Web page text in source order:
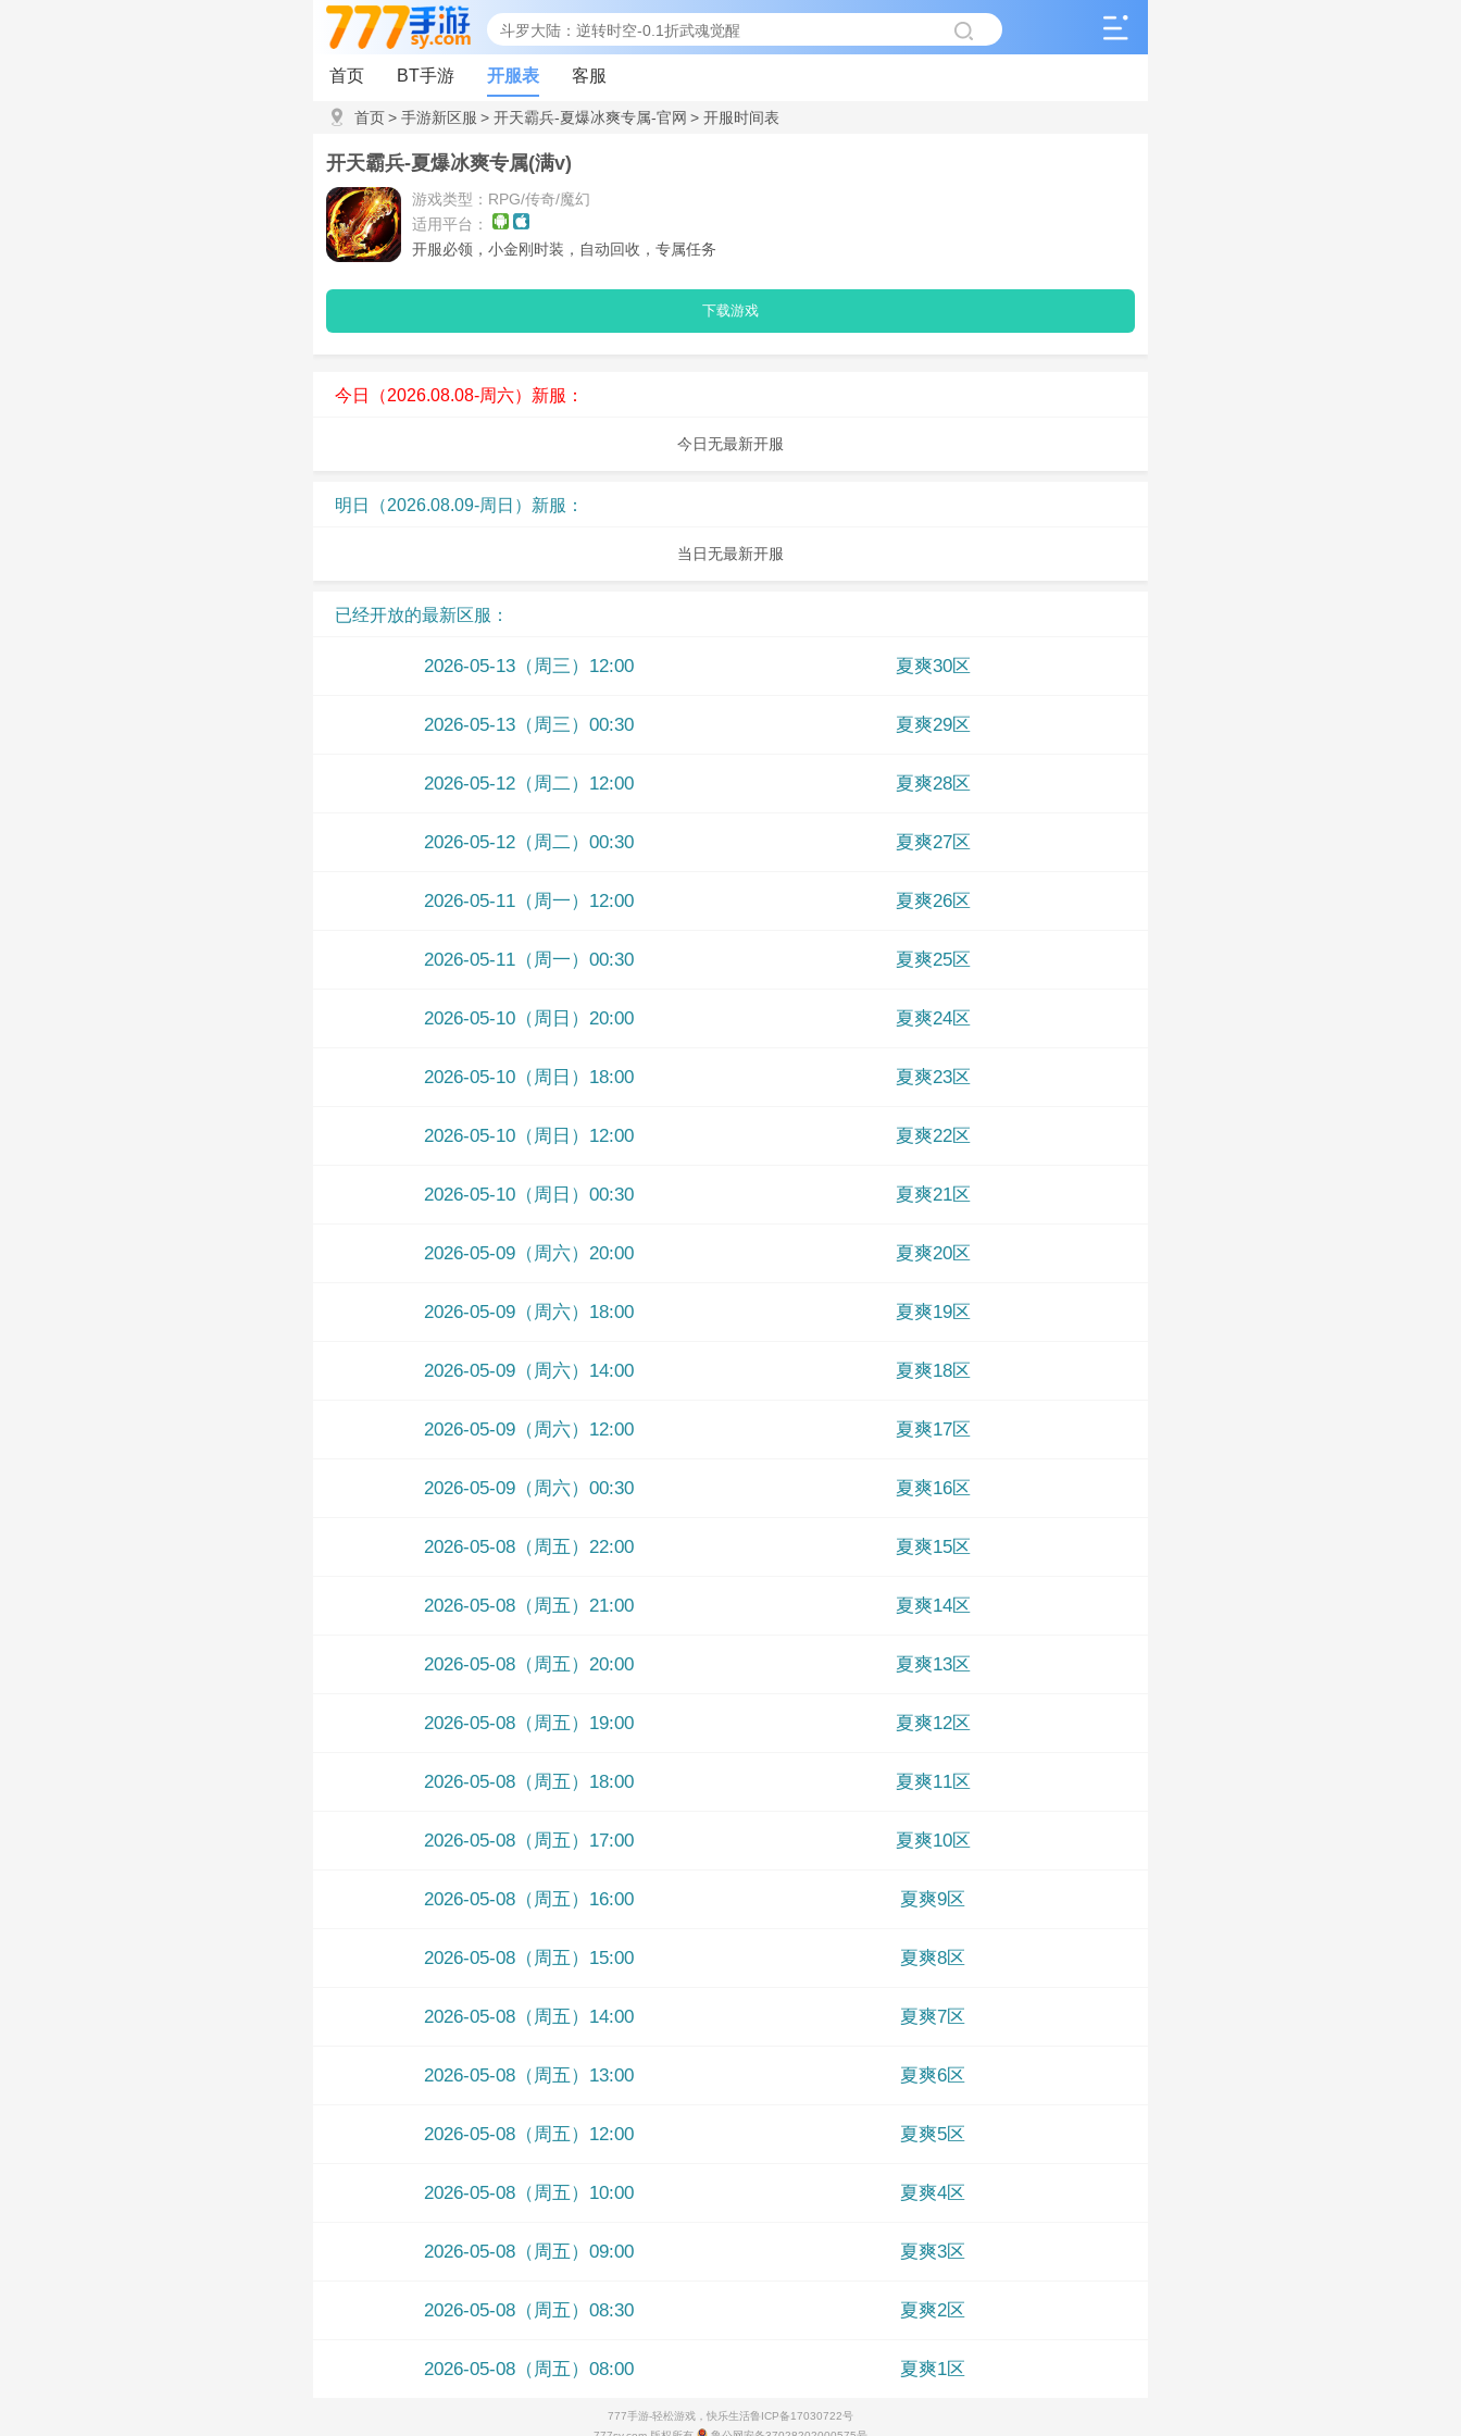
首页 BT手游 开服表 客服
首页> 手游新区服 > 开天霸兵-夏爆冰爽专属-官网 > 开服时间表
开天霸兵-夏爆冰爽专属(满v)
游戏类型：RPG/传奇/魔幻
适用平台：
开服必领，小金刚时装，自动回收，专属任务
下载游戏
今日（2026.08.08-周六）新服：
今日无最新开服
明日（2026.08.09-周日）新服：
当日无最新开服
已经开放的最新区服：
2026-05-13（周三）12:00 夏爽30区
2026-05-13（周三）00:30 夏爽29区
2026-05-12（周二）12:00 夏爽28区
2026-05-12（周二）00:30 夏爽27区
2026-05-11（周一）12:00 夏爽26区
2026-05-11（周一）00:30 夏爽25区
2026-05-10（周日）20:00 夏爽24区
2026-05-10（周日）18:00 夏爽23区
2026-05-10（周日）12:00 夏爽22区
2026-05-10（周日）00:30 夏爽21区
2026-05-09（周六）20:00 夏爽20区
2026-05-09（周六）18:00 夏爽19区
2026-05-09（周六）14:00 夏爽18区
2026-05-09（周六）12:00 夏爽17区
2026-05-09（周六）00:30 夏爽16区
2026-05-08（周五）22:00 夏爽15区
2026-05-08（周五）21:00 夏爽14区
2026-05-08（周五）20:00 夏爽13区
2026-05-08（周五）19:00 夏爽12区
2026-05-08（周五）18:00 夏爽11区
2026-05-08（周五）17:00 夏爽10区
2026-05-08（周五）16:00 夏爽9区
2026-05-08（周五）15:00 夏爽8区
2026-05-08（周五）14:00 夏爽7区
2026-05-08（周五）13:00 夏爽6区
2026-05-08（周五）12:00 夏爽5区
2026-05-08（周五）10:00 夏爽4区
2026-05-08（周五）09:00 夏爽3区
2026-05-08（周五）08:30 夏爽2区
2026-05-08（周五）08:00 夏爽1区
777手游-轻松游戏，快乐生活鲁ICP备17030722号